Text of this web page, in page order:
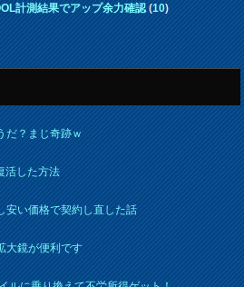
計測結果でアップ余力確認(10)
だ？まじ奇跡ｗ
活した方法
安い価格で契約し直した話
大鏡が便利です